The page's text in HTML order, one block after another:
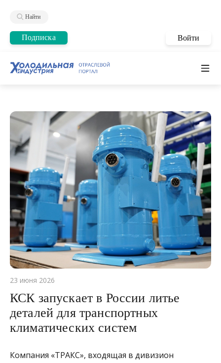
Найти
Подписка Войти
23 июня 2026
КСК запускает в России литье
деталей для транспортных
климатических систем
Компания «ТРАКС», входящая в дивизион